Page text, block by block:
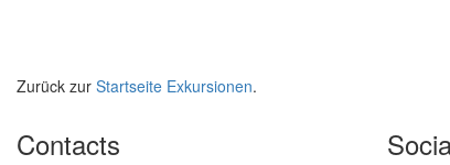
Zurück zur Startseite Exkursionen.
Contacts